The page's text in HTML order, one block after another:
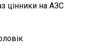
цінники на АЗС